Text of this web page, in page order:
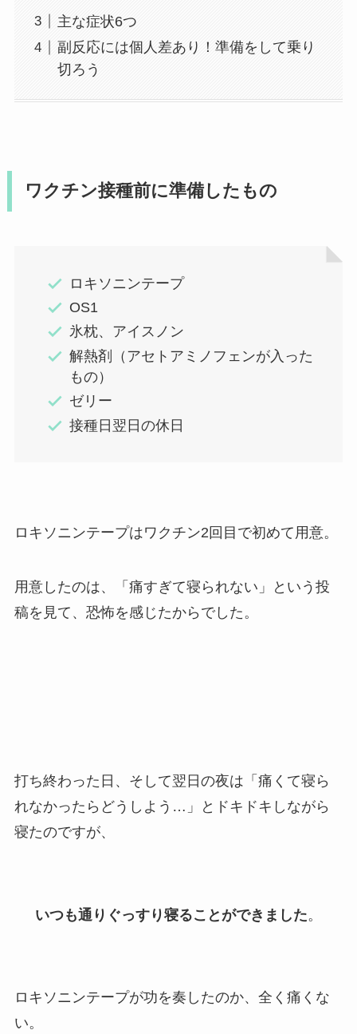
主な症状6つ
副反応には個人差あり！準備をして乗り
切ろう
ワクチン接種前に準備したもの
ロキソニンテープ
OS1
氷枕、アイスノン
解熱剤（アセトアミノフェンが入った
もの）
ゼリー
接種日翌日の休日
ロキソニンテープはワクチン2回目で初めて用意。
用意したのは、「痛すぎて寝られない」という投
稿を見て、恐怖を感じたからでした。
打ち終わった日、そして翌日の夜は「痛くて寝ら
れなかったらどうしよう…」とドキドキしながら
寝たのですが、
いつも通りぐっすり寝ることができました。
ロキソニンテープが功を奏したのか、全く痛くな
い。